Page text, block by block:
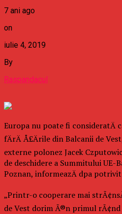
7 ani ago
on
iulie 4, 2019
By
Raspandacul
Europa nu poate fi consideratÄ
fÄrÄ Å£Ärile din Balcanii de
externe polonez Jacek
de deschidere a Summitului UE-
Poznan, informeazÄ dpa potrivit
„Printr-o cooperare mai
de Vest dorim Ã®n primul rÃ¢nd